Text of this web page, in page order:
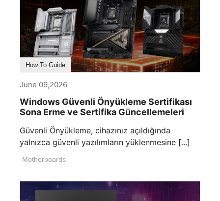
How To Guide
June 09,2026
Windows Güvenli Önyükleme Sertifikası
Sona Erme ve Sertifika Güncellemeleri
Güvenli Önyükleme, cihazınız açıldığında
yalnızca güvenli yazılımların yüklenmesine [...]
Motherboards